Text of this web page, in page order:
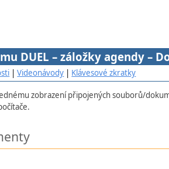
DUEL – záložky agendy –
|Videonávody Klávesové zkratky
zobrazení připojených souborů/